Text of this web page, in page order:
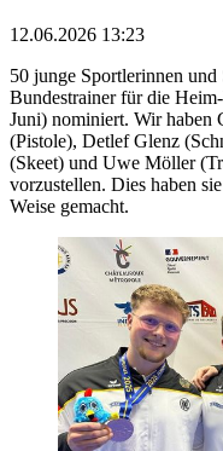
12.06.2026 13:23
50 junge Sportlerinnen
Bundestrainer für die
Juni) nominiert. Wir haben
(Pistole), Detlef Glenz
(Skeet) und Uwe Möller
vorzustellen. Dies haben
Weise gemacht.